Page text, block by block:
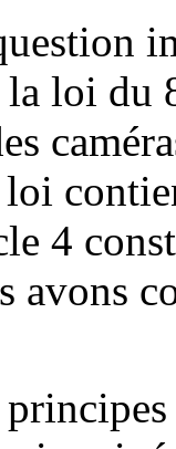
loi du
loi
4
avons